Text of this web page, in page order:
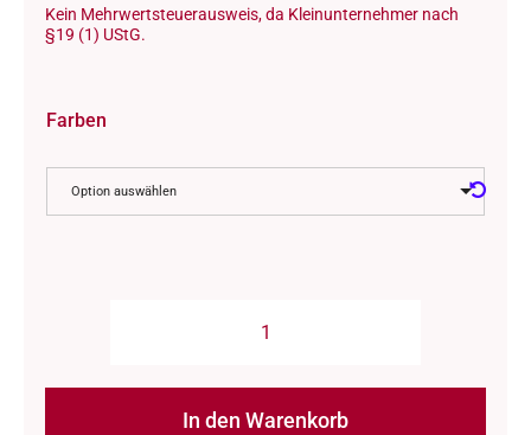
Kein Mehrwertsteuerausweis, da Kleinunternehmer nach
§19 (1) UStG.
Farben
Option auswählen
Wool"
In den Warenkorb